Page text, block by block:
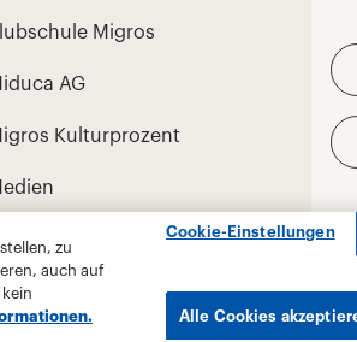
zu
auch auf
Cookie-Einstellungen
Alle Cookies